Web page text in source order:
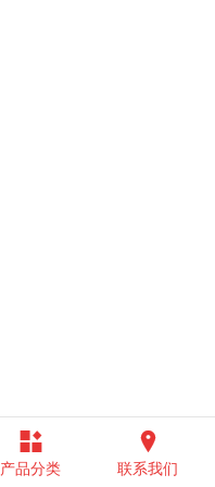

产品分类

联系我们